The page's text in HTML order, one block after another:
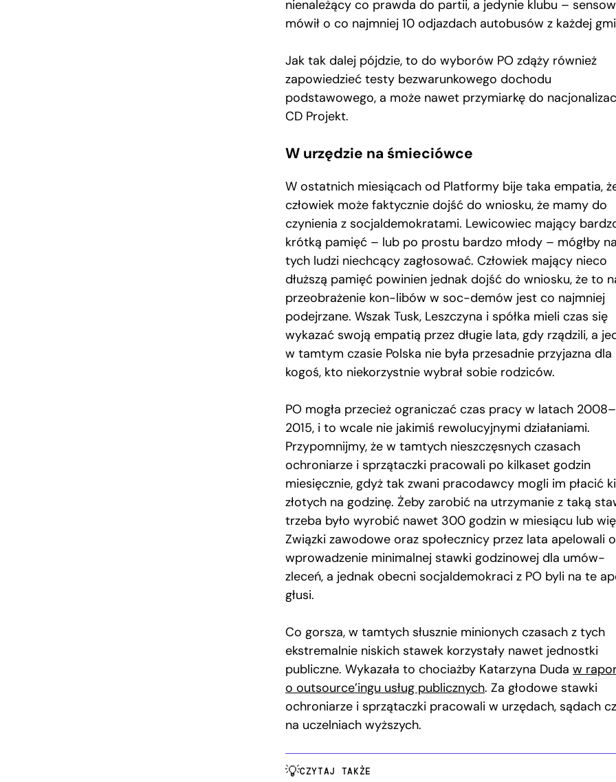
nienależący co prawda do partii, a jedynie klubu –
mówił o co najmniej 10 odjazdach autobusów z każdej
Jak tak dalej pójdzie, to do wyborów PO zdąży również
zapowiedzieć testy bezwarunkowego dochodu
podstawowego, a może nawet przymiarkę do
CD Projekt.
W urzędzie na śmieciówce
W ostatnich miesiącach od Platformy bije taka empatia,
człowiek może faktycznie dojść do wniosku, że mamy do
czynienia z socjaldemokratami. Lewicowiec mający
krótką pamięć – lub po prostu bardzo młody – mógłby
tych ludzi niechcący zagłosować. Człowiek mający nieco
dłuższą pamięć powinien jednak dojść do wniosku, że to
przeobrażenie kon-libów w soc-demów jest co najmniej
podejrzane. Wszak Tusk, Leszczyna i spółka mieli czas się
wykazać swoją empatią przez długie lata, gdy rządzili, a
w tamtym czasie Polska nie była przesadnie przyjazna dla
kogoś, kto niekorzystnie wybrał sobie rodziców.
PO mogła przecież ograniczać czas pracy w latach 2008–
2015, i to wcale nie jakimiś rewolucyjnymi działaniami.
Przypomnijmy, że w tamtych nieszczęsnych czasach
ochroniarze i sprzątaczki pracowali po kilkaset godzin
miesięcznie, gdyż tak zwani pracodawcy mogli im płacić
złotych na godzinę. Żeby zarobić na utrzymanie z taką
trzeba było wyrobić nawet 300 godzin w miesiącu lub
Związki zawodowe oraz społecznicy przez lata apelowali o
wprowadzenie minimalnej stawki godzinowej dla umów-
zleceń, a jednak obecni socjaldemokraci z PO byli na te
głusi.
Co gorsza, w tamtych słusznie minionych czasach z tych
ekstremalnie niskich stawek korzystały nawet jednostki
publiczne. Wykazała to chociażby Katarzyna Duda w
o outsource’ingu usług publicznych. Za głodowe stawki
ochroniarze i sprzątaczki pracowali w urzędach, sądach
na uczelniach wyższych.
CZYTAJ TAKŻE